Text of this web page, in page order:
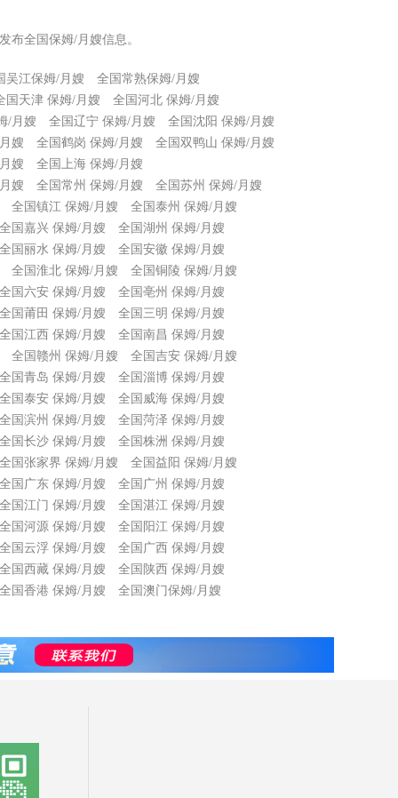
布全国保姆/月嫂信息。
吴江保姆/月嫂
全国常熟保姆/月嫂
国天津 保姆/月嫂
全国河北 保姆/月嫂
/月嫂
全国辽宁 保姆/月嫂
全国沈阳 保姆/月嫂
嫂
全国鹤岗 保姆/月嫂
全国双鸭山 保姆/月嫂
嫂
全国上海 保姆/月嫂
嫂
全国常州 保姆/月嫂
全国苏州 保姆/月嫂
全国镇江 保姆/月嫂
全国泰州 保姆/月嫂
全国嘉兴 保姆/月嫂
全国湖州 保姆/月嫂
全国丽水 保姆/月嫂
全国安徽 保姆/月嫂
全国淮北 保姆/月嫂
全国铜陵 保姆/月嫂
全国六安 保姆/月嫂
全国亳州 保姆/月嫂
全国莆田 保姆/月嫂
全国三明 保姆/月嫂
全国江西 保姆/月嫂
全国南昌 保姆/月嫂
全国赣州 保姆/月嫂
全国吉安 保姆/月嫂
全国青岛 保姆/月嫂
全国淄博 保姆/月嫂
全国泰安 保姆/月嫂
全国威海 保姆/月嫂
全国滨州 保姆/月嫂
全国菏泽 保姆/月嫂
全国长沙 保姆/月嫂
全国株洲 保姆/月嫂
全国张家界 保姆/月嫂
全国益阳 保姆/月嫂
全国广东 保姆/月嫂
全国广州 保姆/月嫂
全国江门 保姆/月嫂
全国湛江 保姆/月嫂
全国河源 保姆/月嫂
全国阳江 保姆/月嫂
全国云浮 保姆/月嫂
全国广西 保姆/月嫂
全国西藏 保姆/月嫂
全国陕西 保姆/月嫂
全国香港 保姆/月嫂
全国澳门保姆/月嫂